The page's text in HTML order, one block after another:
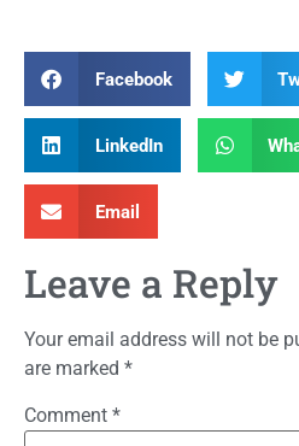
Facebook
LinkedIn
Email
Leave a Reply
Your email address will not be
are marked *
Comment *